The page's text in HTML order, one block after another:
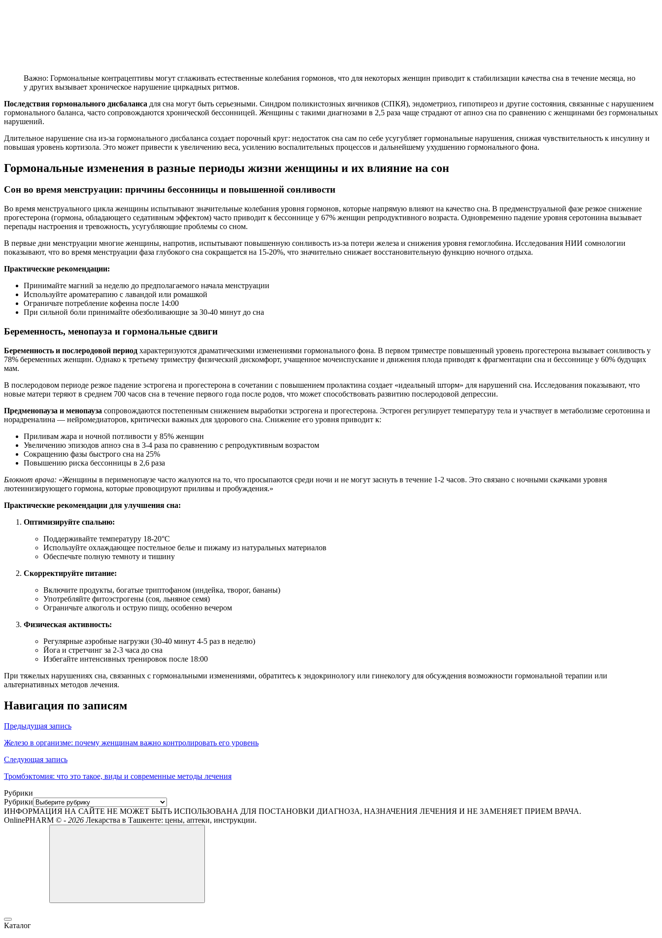
Важно: Гормональные контрацептивы могут сглаживать естественные колебания гормонов, что для некоторых женщин приводит к стабилизации качества сна в течение месяца, но
у других вызывает хроническое нарушение циркадных ритмов.
Последствия гормонального дисбаланса для сна могут быть серьезными. Синдром поликистозных яичников (СПКЯ), эндометриоз, гипотиреоз и другие состояния, связанные с нарушением
гормонального баланса, часто сопровождаются хронической бессонницей. Женщины с такими диагнозами в 2,5 раза чаще страдают от апноэ сна по сравнению с женщинами без гормональных
нарушений.
Длительное нарушение сна из-за гормонального дисбаланса создает порочный круг: недостаток сна сам по себе усугубляет гормональные нарушения, снижая чувствительность к инсулину и
повышая уровень кортизола. Это может привести к увеличению веса, усилению воспалительных процессов и дальнейшему ухудшению гормонального фона.
Гормональные изменения в разные периоды жизни женщины и их влияние на сон
Сон во время менструации: причины бессонницы и повышенной сонливости
Во время менструального цикла женщины испытывают значительные колебания уровня гормонов, которые напрямую влияют на качество сна. В предменструальной фазе резкое снижение
прогестерона (гормона, обладающего седативным эффектом) часто приводит к бессоннице у 67% женщин репродуктивного возраста. Одновременно падение уровня серотонина вызывает
перепады настроения и тревожность, усугубляющие проблемы со сном.
В первые дни менструации многие женщины, напротив, испытывают повышенную сонливость из-за потери железа и снижения уровня гемоглобина. Исследования НИИ сомнологии
показывают, что во время менструации фаза глубокого сна сокращается на 15-20%, что значительно снижает восстановительную функцию ночного отдыха.
Практические рекомендации:
Принимайте магний за неделю до предполагаемого начала менструации
Используйте ароматерапию с лавандой или ромашкой
Ограничьте потребление кофеина после 14:00
При сильной боли принимайте обезболивающие за 30-40 минут до сна
Беременность, менопауза и гормональные сдвиги
Беременность и послеродовой период характеризуются драматическими изменениями гормонального фона. В первом триместре повышенный уровень прогестерона вызывает сонливость у
78% беременных женщин. Однако к третьему триместру физический дискомфорт, учащенное мочеиспускание и движения плода приводят к фрагментации сна и бессоннице у 60% будущих
мам.
В послеродовом периоде резкое падение эстрогена и прогестерона в сочетании с повышением пролактина создает «идеальный шторм» для нарушений сна. Исследования показывают, что
новые матери теряют в среднем 700 часов сна в течение первого года после родов, что может способствовать развитию послеродовой депрессии.
Предменопауза и менопауза сопровождаются постепенным снижением выработки эстрогена и прогестерона. Эстроген регулирует температуру тела и участвует в метаболизме серотонина и
норадреналина — нейромедиаторов, критически важных для здорового сна. Снижение его уровня приводит к:
Приливам жара и ночной потливости у 85% женщин
Увеличению эпизодов апноэ сна в 3-4 раза по сравнению с репродуктивным возрастом
Сокращению фазы быстрого сна на 25%
Повышению риска бессонницы в 2,6 раза
Блокнот врача: «Женщины в перименопаузе часто жалуются на то, что просыпаются среди ночи и не могут заснуть в течение 1-2 часов. Это связано с ночными скачками уровня
лютеинизирующего гормона, которые провоцируют приливы и пробуждения.»
Практические рекомендации для улучшения сна:
Оптимизируйте спальню:
Поддерживайте температуру 18-20°C
Используйте охлаждающее постельное белье и пижаму из натуральных материалов
Обеспечьте полную темноту и тишину
Скорректируйте питание:
Включите продукты, богатые триптофаном (индейка, творог, бананы)
Употребляйте фитоэстрогены (соя, льняное семя)
Ограничьте алкоголь и острую пищу, особенно вечером
Физическая активность:
Регулярные аэробные нагрузки (30-40 минут 4-5 раз в неделю)
Йога и стретчинг за 2-3 часа до сна
Избегайте интенсивных тренировок после 18:00
При тяжелых нарушениях сна, связанных с гормональными изменениями, обратитесь к эндокринологу или гинекологу для обсуждения возможности гормональной терапии или
альтернативных методов лечения.
Навигация по записям
Предыдущая запись
Железо в организме: почему женщинам важно контролировать его уровень
Следующая запись
Тромбэктомия: что это такое, виды и современные методы лечения
Рубрики
Рубрики
ИНФОРМАЦИЯ НА САЙТЕ НЕ МОЖЕТ БЫТЬ ИСПОЛЬЗОВАНА ДЛЯ ПОСТАНОВКИ ДИАГНОЗА, НАЗНАЧЕНИЯ ЛЕЧЕНИЯ И НЕ ЗАМЕНЯЕТ ПРИЕМ ВРАЧА.
OnlinePHARM © - 2026 Лекарства в Ташкенте: цены, аптеки, инструкции.
Каталог